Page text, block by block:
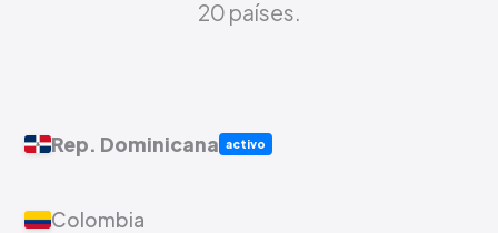
20 países.
Rep. Dominicana activo
Colombia